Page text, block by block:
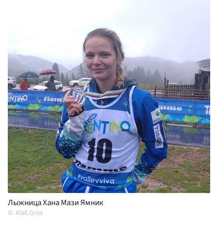
Лыжница Хана Мази Ямник
Aleš Gros